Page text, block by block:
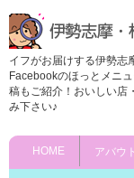
イフがお届けする伊勢志
Facebookのほっとメニ
稿もご紹介！おいしい店
み下さい♪
HOME アバウト